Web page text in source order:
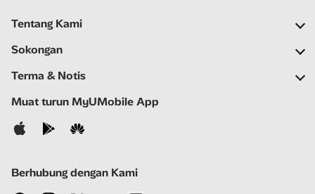
Tentang Kami
Syarikat Kami
Ruang Berita
Kerjaya
Sokongan
Soalan Lazim
Bantuan Kendiri
Hubungi Kami
Terma & Notis
Notis Penting
Notis Privasi
Muat turun MyUMobile App
Berhubung dengan Kami